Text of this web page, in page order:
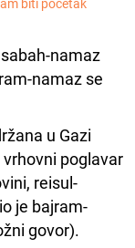
namaz
namaz se
u Gazi
poglavar
reisul-
je bajram-
govor).